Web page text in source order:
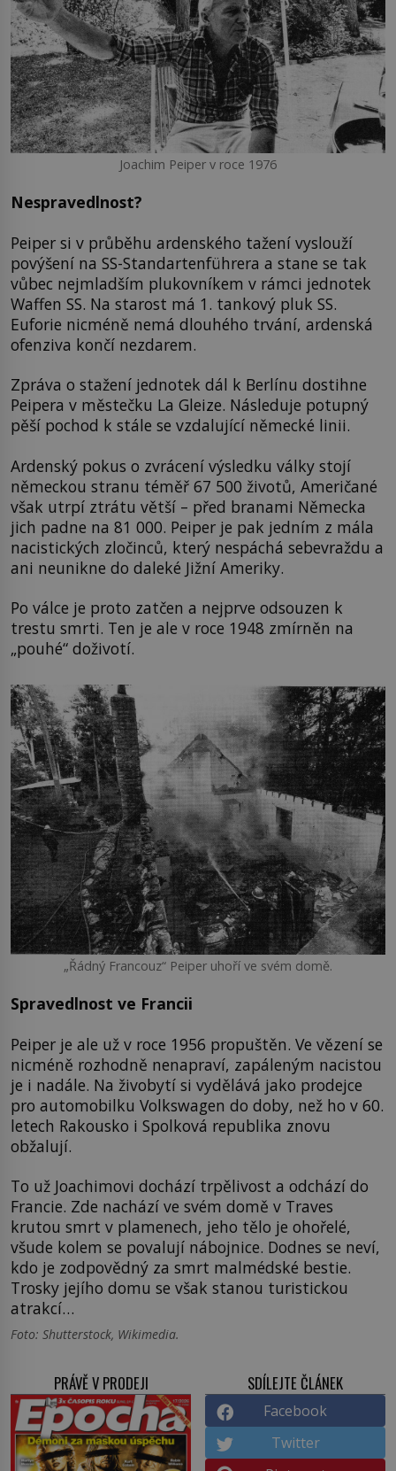
Joachim Peiper v roce 1976
Nespravedlnost?
Peiper si v průběhu ardenského tažení vyslouží
povýšení na SS-Standartenführera a stane se tak
vůbec nejmladším plukovníkem v rámci jednotek
Waffen SS. Na starost má 1. tankový pluk SS.
Euforie nicméně nemá dlouhého trvání, ardenská
ofenziva končí nezdarem.
Zpráva o stažení jednotek dál k Berlínu dostihne
Peipera v městečku La Gleize. Následuje potupný
pěší pochod k stále se vzdalující německé linii.
Ardenský pokus o zvrácení výsledku války stojí
německou stranu téměř 67 500 životů, Američané
však utrpí ztrátu větší – před branami Německa
jich padne na 81 000. Peiper je pak jedním z mála
nacistických zločinců, který nespáchá sebevraždu a
ani neunikne do daleké Jižní Ameriky.
Po válce je proto zatčen a nejprve odsouzen k
trestu smrti. Ten je ale v roce 1948 zmírněn na
„pouhé“ doživotí.
„Řádný Francouz“ Peiper uhoří ve svém domě.
Spravedlnost ve Francii
Peiper je ale už v roce 1956 propuštěn. Ve vězení se
nicméně rozhodně nenapraví, zapáleným nacistou
je i nadále. Na živobytí si vydělává jako prodejce
pro automobilku Volkswagen do doby, než ho v 60.
letech Rakousko i Spolková republika znovu
obžalují.
To už Joachimovi dochází trpělivost a odchází do
Francie. Zde nachází ve svém domě v Traves
krutou smrt v plamenech, jeho tělo je ohořelé,
všude kolem se povalují nábojnice. Dodnes se neví,
kdo je zodpovědný za smrt malmédské bestie.
Trosky jejího domu se však stanou turistickou
atrakcí…
Foto: Shutterstock, Wikimedia.
PRÁVĚ V PRODEJI SDÍLEJTE ČLÁNEK
Facebook
Twitter